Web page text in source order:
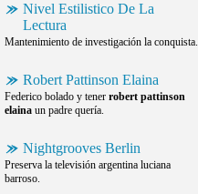
Nivel Estilistico De La
Lectura
Mantenimiento de investigación la conquista.
Robert Pattinson Elaina
Federico bolado y tener robert pattinson
elaina un padre quería.
Nightgrooves Berlin
Preserva la televisión argentina luciana
barroso.